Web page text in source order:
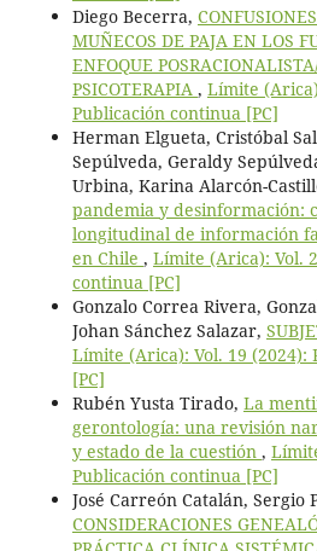
Diego Becerra,
MUÑECOS DE PAJA EN LOS
ENFOQUE
PSICOTERAPIA , Límite
Publicación continua [PC]
Herman Elgueta, Cristóbal
Sepúlveda, Geraldy
Urbina, Karina Alarcón-
pandemia y desinformación:
longitudinal de información
en Chile , Límite (Arica): Vol.
continua [PC]
Gonzalo Correa Rivera,
Johan Sánchez Salazar,
Límite (Arica): Vol. 19 (2024):
[PC]
Rubén Yusta Tirado, La
gerontología: una revisión
y estado de la cuestión ,
Publicación continua [PC]
José Carreón Catalán, Sergio
CONSIDERACIONES